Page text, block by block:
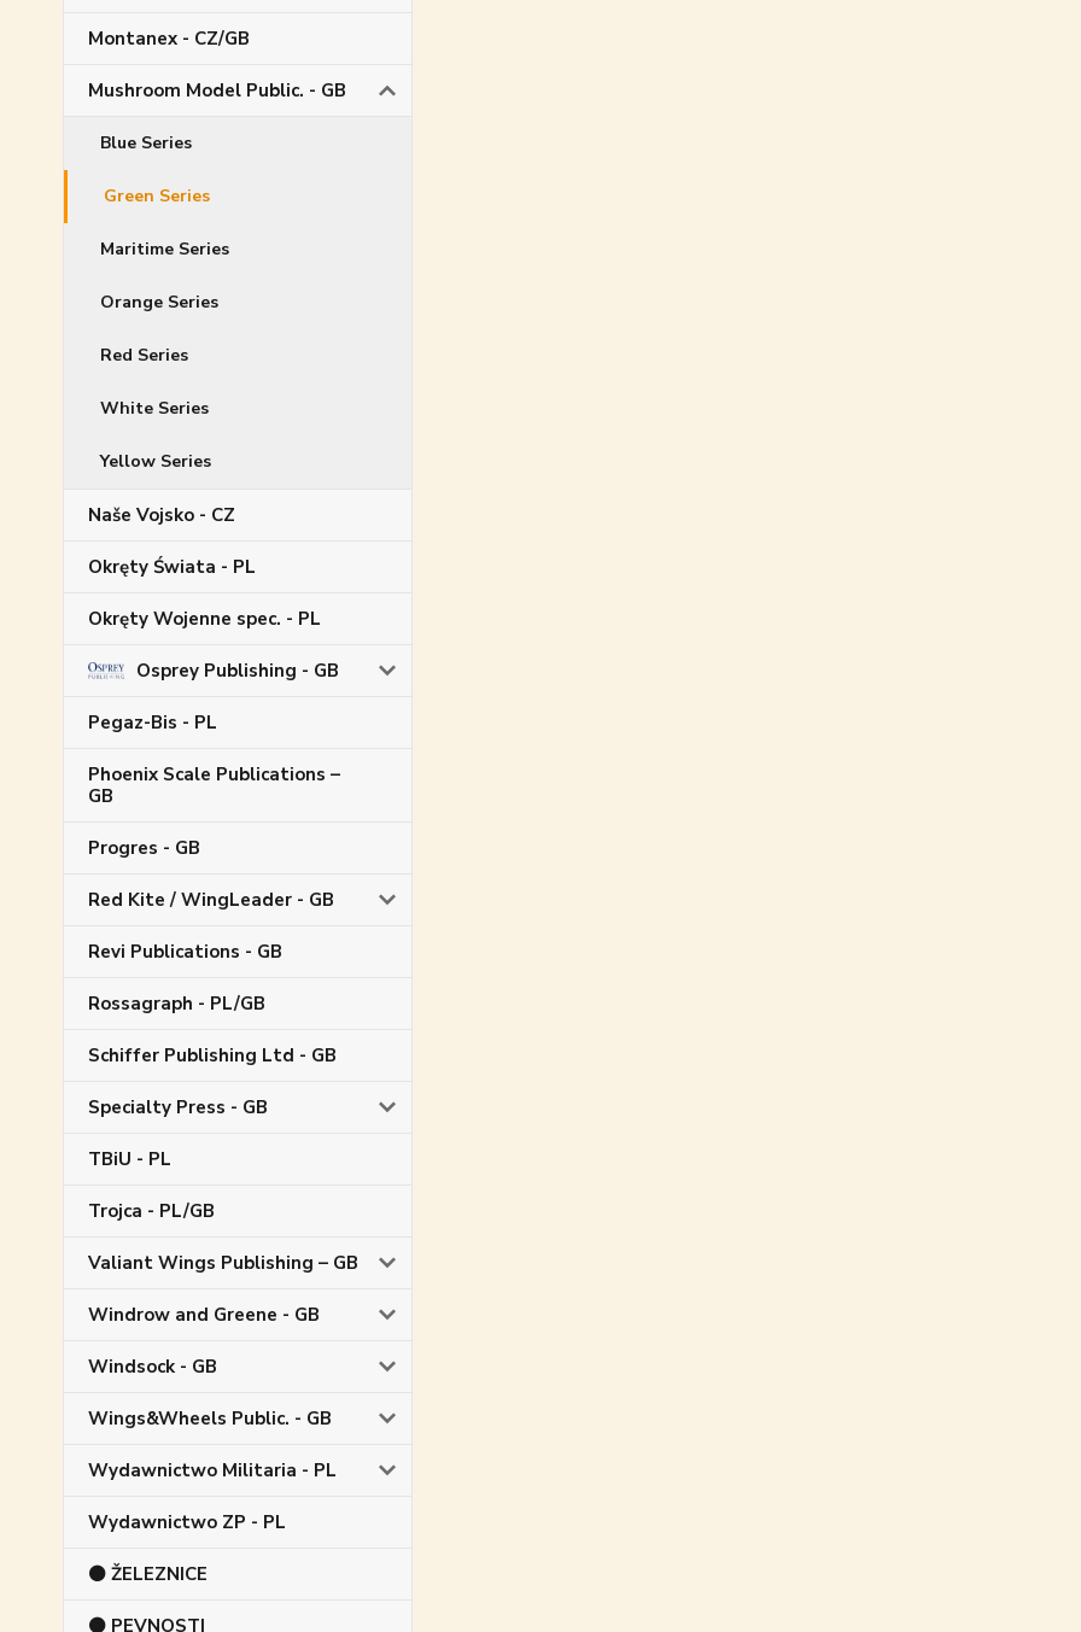
Montanex - CZ/GB
Mushroom Model Public. - GB
Blue Series
Green Series
Maritime Series
Orange Series
Red Series
White Series
Yellow Series
Naše Vojsko - CZ
Okręty Świata - PL
Okręty Wojenne spec. - PL
Osprey Publishing - GB
Pegaz-Bis - PL
Phoenix Scale Publications –
GB
Progres - GB
Red Kite / WingLeader - GB
Revi Publications - GB
Rossagraph - PL/GB
Schiffer Publishing Ltd - GB
Specialty Press - GB
TBiU - PL
Trojca - PL/GB
Valiant Wings Publishing – GB
Windrow and Greene - GB
Windsock - GB
Wings&Wheels Public. - GB
Wydawnictwo Militaria - PL
Wydawnictwo ZP - PL
⚫ ŽELEZNICE
⚫ PEVNOSTI